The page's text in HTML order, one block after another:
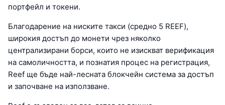
портфейл и токени.
Благодарение на ниските такси (средно 5 REEF),
широкия достъп до монети чрез няколко
централизирани борси, които не изискват верификация
на самоличността, и познатия процес на регистрация,
Reef ще бъде най-лесната блокчейн система за достъп
и започване на използване.